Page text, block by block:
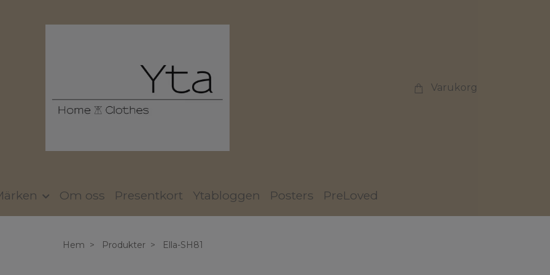
Varukorg
Om oss Presentkort Ytabloggen Posters PreLoved
Hem Produkter Ella-SH81